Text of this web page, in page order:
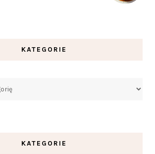
KATEGORIE
KATEGORIE